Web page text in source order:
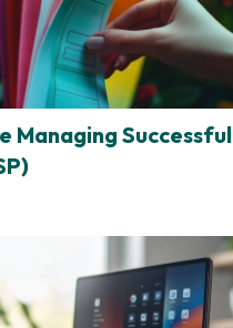
Managing Successful